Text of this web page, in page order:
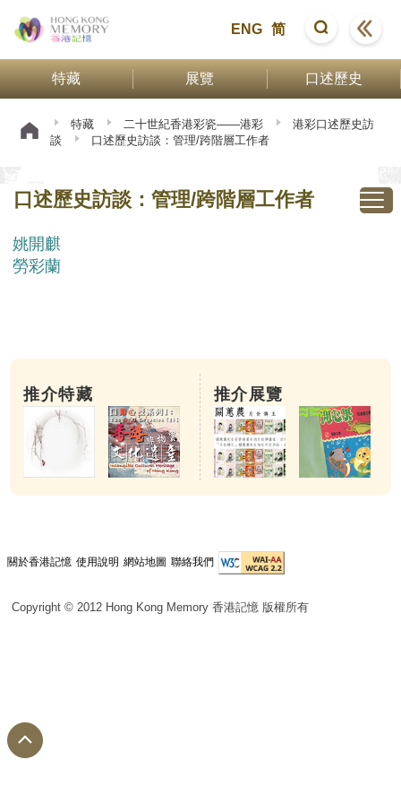
ENG 简
特藏 展覽 口述歷史
特藏 二十世紀香港彩瓷——港彩
港彩口述歷史訪
談
口述歷史訪談：管理/跨階層工作者
口述歷史訪談：管理/跨階層工作者
姚開麒
勞彩蘭
推介特藏 推介展覽
關於香港記憶 使用說明 網站地圖 聯絡我們
Copyright © 2012 Hong Kong Memory 香港記憶 版權所有